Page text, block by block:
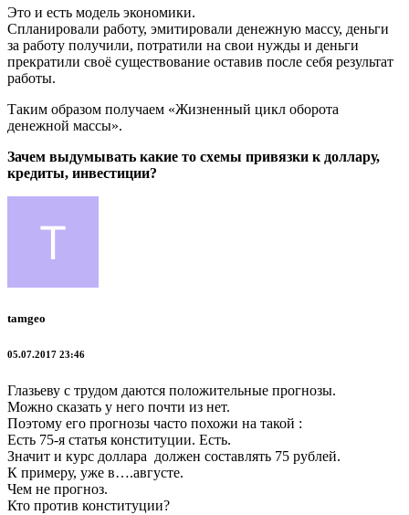
Это и есть модель экономики.
Спланировали работу, эмитировали денежную массу, деньги
за работу получили, потратили на свои нужды и деньги
прекратили своё существование оставив после себя результат
работы.
Таким образом получаем «Жизненный цикл оборота
денежной массы».
Зачем выдумывать какие то схемы привязки к доллару,
кредиты, инвестиции?
tamgeo
05.07.2017 23:46
Глазьеву с трудом даются положительные прогнозы.
Можно сказать у него почти из нет.
Поэтому его прогнозы часто похожи на такой :
Есть 75-я статья конституции. Есть.
Значит и курс доллара должен составлять 75 рублей.
К примеру, уже в….августе.
Чем не прогноз.
Кто против конституции?